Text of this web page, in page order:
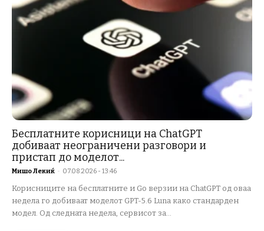
Бесплатните корисници на ChatGPT
добиваат неограничени разговори и
пристап до моделот...
Мишо Лекиќ - 07.08.2026 - 13:46
Корисниците на бесплатните и Go верзии на ChatGPT од оваа
недела го добиваат моделот GPT-5.6 Luna како стандарден
модел. Од следната недела, сервисот за...